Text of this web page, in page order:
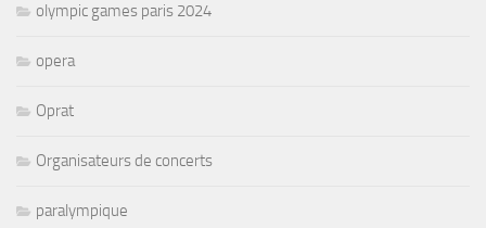
olympic games paris 2024
opera
Oprat
Organisateurs de concerts
paralympique